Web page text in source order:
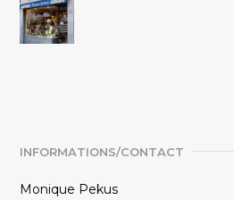
INFORMATIONS/CONTACT
Monique Pekus